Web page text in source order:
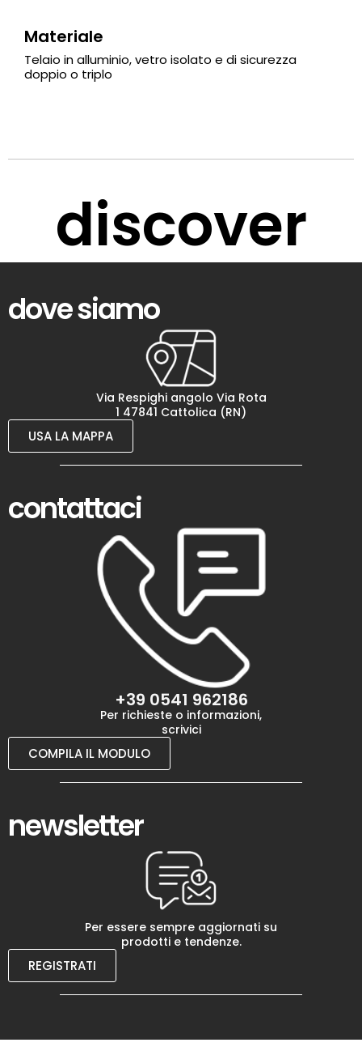
Materiale
Telaio in alluminio, vetro isolato e di sicurezza
doppio o triplo
discover
dove siamo
Via Respighi angolo Via Rota
1 47841 Cattolica (RN)
USA LA MAPPA
contattaci
+39 0541 962186
Per richieste o informazioni,
scrivici
COMPILA IL MODULO
newsletter
Per essere sempre aggiornati su
prodotti e tendenze.
REGISTRATI